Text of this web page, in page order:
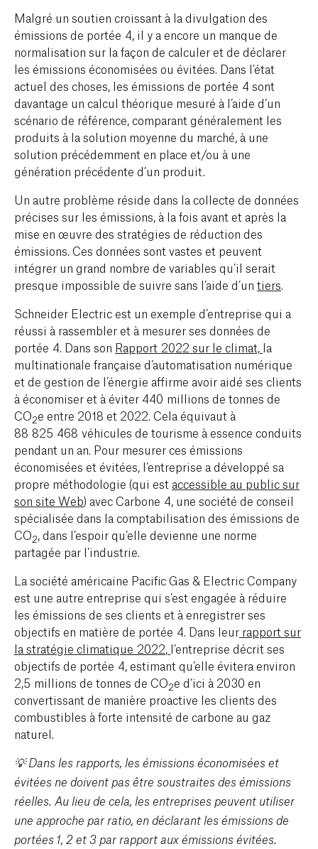
Malgré un soutien croissant à la divulgation des
émissions de portée 4, il y a encore un manque de
normalisation sur la façon de calculer et de déclarer
les émissions économisées ou évitées. Dans l’état
actuel des choses, les émissions de portée 4 sont
davantage un calcul théorique mesuré à l’aide d’un
scénario de référence, comparant généralement les
produits à la solution moyenne du marché, à une
solution précédemment en place et/ou à une
génération précédente d’un produit.
Un autre problème réside dans la collecte de données
précises sur les émissions, à la fois avant et après la
mise en œuvre des stratégies de réduction des
émissions. Ces données sont vastes et peuvent
intégrer un grand nombre de variables qu’il serait
presque impossible de suivre sans l’aide d’un tiers
Schneider Electric est un exemple d’entreprise qui a
réussi à rassembler et à mesurer ses données de
portée 4. Dans son Rapport 2022 sur le climat, la
multinationale française d’automatisation numérique
et de gestion de l’énergie affirme avoir aidé ses clients
à économiser et à éviter 440 millions de tonnes de
CO2e entre 2018 et 2022. Cela équivaut à
88 825 468 véhicules de tourisme à essence conduits
pendant un an. Pour mesurer ces émissions
économisées et évitées, l’entreprise a développé sa
propre méthodologie (qui estaccessible au public sur
son site Web) avec Carbone 4, une société de conseil
spécialisée dans la comptabilisation des émissions de
CO2 , dans l’espoir qu’elle devienne une norme
partagée par l’industrie.
La société américaine Pacific Gas & Electric Company
est une autre entreprise qui s’est engagée à réduire
les émissions de ses clients et à enregistrer ses
objectifs en matière de portée 4. Dans leur rapport sur
la stratégie climatique 2022 l’entreprise décrit ses
objectifs de portée 4, estimant qu’elle évitera environ
2,5 millions de tonnes de CO2e d’ici à 2030 en
convertissant de manière proactive les clients des
combustibles à forte intensité de carbone au gaz
naturel.
💡Dans les rapports, les émissions économisées et
évitées ne doivent pas être soustraites des émissions
réelles. Au lieu de cela, les entreprises peuvent utiliser
une approche par ratio, en déclarant les émissions de
portées 1, 2 et 3 par rapport aux émissions évitées.